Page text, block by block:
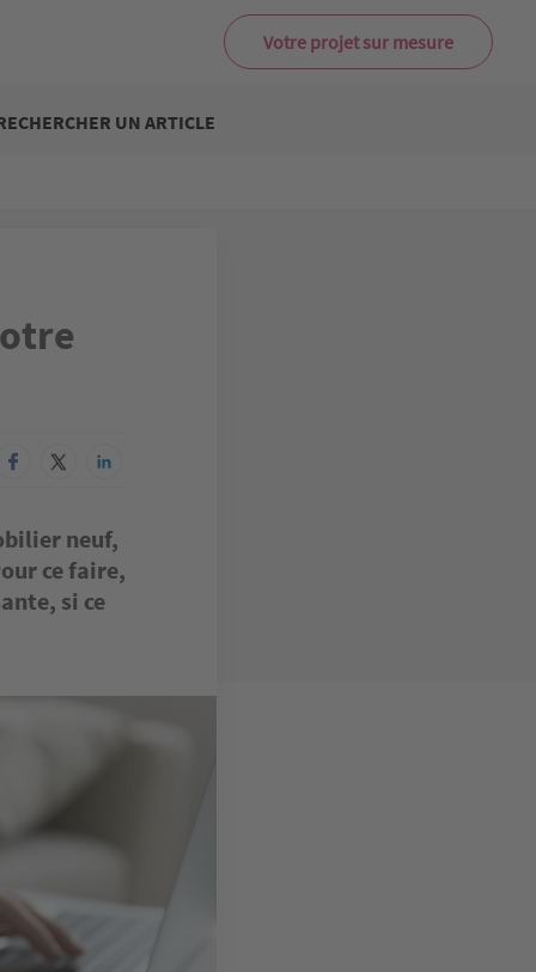
Votre projet sur mesure
UN ARTICLE
neuf,
ce faire,
si ce